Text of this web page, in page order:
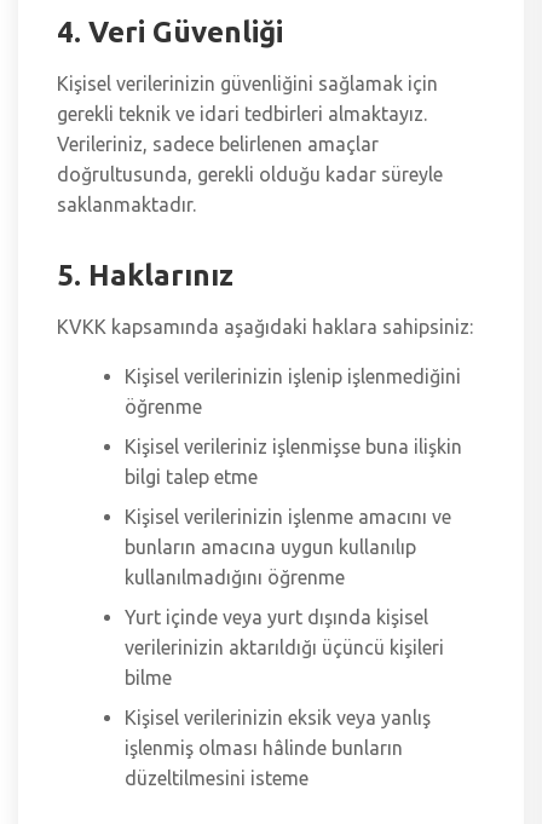
4. Veri Güvenliği
Kişisel verilerinizin güvenliğini sağlamak için
gerekli teknik ve idari tedbirleri almaktayız.
Verileriniz, sadece belirlenen amaçlar
doğrultusunda, gerekli olduğu kadar süreyle
saklanmaktadır.
5. Haklarınız
KVKK kapsamında aşağıdaki haklara sahipsiniz:
Kişisel verilerinizin işlenip işlenmediğini
öğrenme
Kişisel verileriniz işlenmişse buna ilişkin
bilgi talep etme
Kişisel verilerinizin işlenme amacını ve
bunların amacına uygun kullanılıp
kullanılmadığını öğrenme
Yurt içinde veya yurt dışında kişisel
verilerinizin aktarıldığı üçüncü kişileri
bilme
Kişisel verilerinizin eksik veya yanlış
işlenmiş olması hâlinde bunların
düzeltilmesini isteme